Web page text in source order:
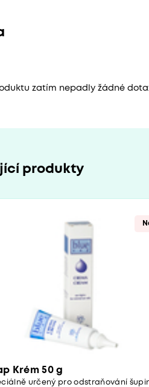
zatím nepadly žádné
produkty
Krém 50 g
určený pro odstraňování